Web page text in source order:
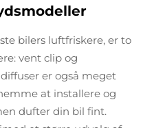
bilers luftfriskere, er to
vent clip og
er også meget
at installere og
dufter din bil fint.